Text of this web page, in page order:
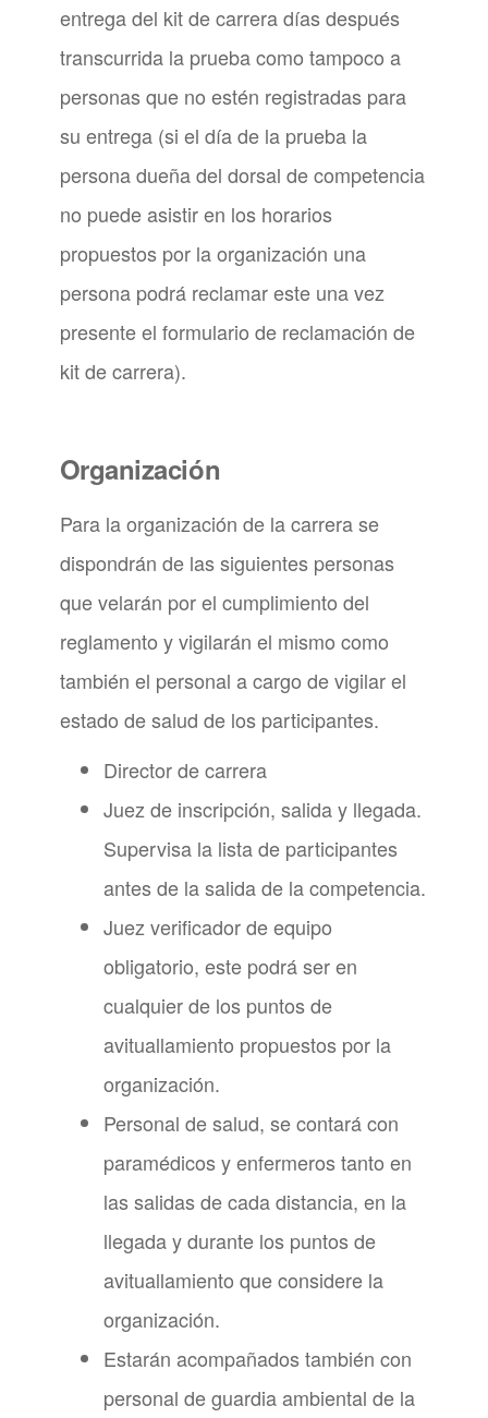
entrega del kit de carrera días después
transcurrida la prueba como tampoco a
personas que no estén registradas para
su entrega (si el día de la prueba la
persona dueña del dorsal de competencia
no puede asistir en los horarios
propuestos por la organización una
persona podrá reclamar este una vez
presente el formulario de reclamación de
kit de carrera).
Organización
Para la organización de la carrera se
dispondrán de las siguientes personas
que velarán por el cumplimiento del
reglamento y vigilarán el mismo como
también el personal a cargo de vigilar el
estado de salud de los participantes.
Director de carrera
Juez de inscripción, salida y llegada.
Supervisa la lista de participantes
antes de la salida de la competencia.
Juez verificador de equipo
obligatorio, este podrá ser en
cualquier de los puntos de
avituallamiento propuestos por la
organización.
Personal de salud, se contará con
paramédicos y enfermeros tanto en
las salidas de cada distancia, en la
llegada y durante los puntos de
avituallamiento que considere la
organización.
Estarán acompañados también con
personal de guardia ambiental de la